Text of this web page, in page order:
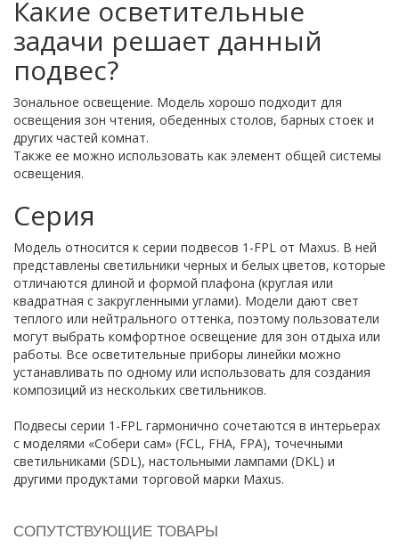
Какие осветительные
задачи решает данный
подвес?
Зональное освещение. Модель хорошо подходит для
освещения зон чтения, обеденных столов, барных стоек и
других частей комнат.
Также ее можно использовать как элемент общей системы
освещения.
Серия
Модель относится к серии подвесов 1-FPL от Maxus. В ней
представлены светильники черных и белых цветов, которые
отличаются длиной и формой плафона (круглая или
квадратная с закругленными углами). Модели дают свет
теплого или нейтрального оттенка, поэтому пользователи
могут выбрать комфортное освещение для зон отдыха или
работы. Все осветительные приборы линейки можно
устанавливать по одному или использовать для создания
композиций из нескольких светильников.
Подвесы серии 1-FPL гармонично сочетаются в интерьерах
с моделями «Собери сам» (FCL, FHA, FPA), точечными
светильниками (SDL), настольными лампами (DKL) и
другими продуктами торговой марки Maxus.
СОПУТСТВУЮЩИЕ ТОВАРЫ